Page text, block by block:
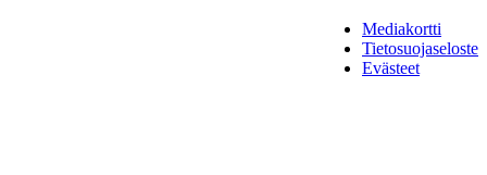
Mediakortti
Tietosuojaseloste
Evästeet